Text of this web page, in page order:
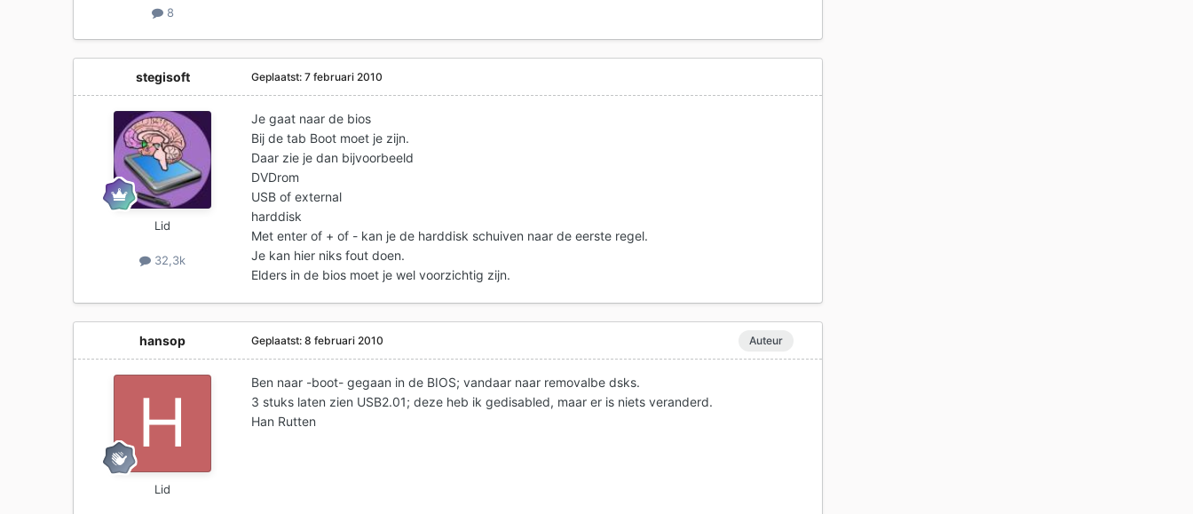
8
stegisoft
Lid
32,3k
Geplaatst:7 februari 2010
Je gaat naar de bios
Bij de tab Boot moet je zijn.
Daar zie je dan bijvoorbeeld
DVDrom
USB of external
harddisk
Met enter of + of - kan je de harddisk schuiven naar de eerste regel.
Je kan hier niks fout doen.
Elders in de bios moet je wel voorzichtig zijn.
hansop
Lid
Auteur
Geplaatst:8 februari 2010
Ben naar -boot- gegaan in de BIOS; vandaar naar removalbe dsks.
3 stuks laten zien USB2.01; deze heb ik gedisabled, maar er is niets veranderd.
Han Rutten